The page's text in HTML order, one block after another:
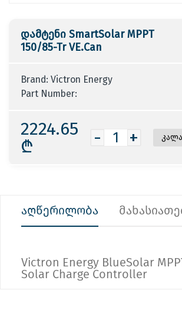
დამტენი SmartSolar MPPT
150/85-Tr VE.Can
Brand: Victron Energy
Part Number:
2224.65
₾
- +
აღწერილობა
Victron Energy BlueSolar
Solar Charge Controller